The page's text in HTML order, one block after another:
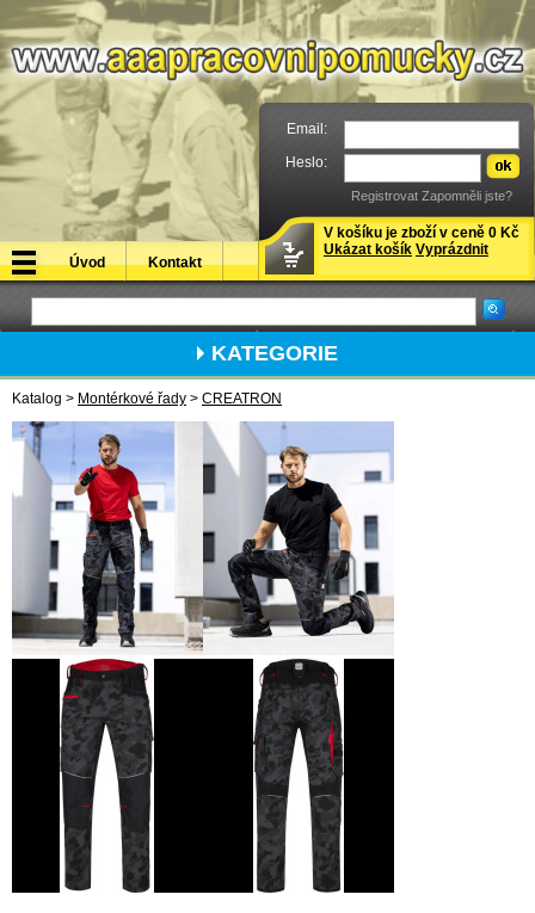
Úvod Kontakt
Email:
Heslo:
Registrovat Zapomněli jste?
V košíku je zboží v ceně 0 Kč
Ukázat košík Vyprázdnit
KATEGORIE
Katalog > Montérkové řady > CREATRON